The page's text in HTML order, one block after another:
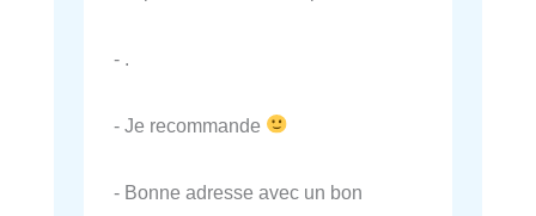
- .
- Je recommande
- Bonne adresse avec un bon